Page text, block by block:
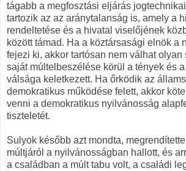
tágabb a megfosztási eljárás
tartozik az az aránytalanság is, amely a
rendeltetése és a hivatal viselőjének
között támad. Ha a köztársasági elnök a
fejezi ki, akkor tartósan nem válhat
saját múltelbeszélése körül a tények és
válsága keletkezett. Ha őrködik az
demokratikus működése felett, akkor
venni a demokratikus nyilvánosság
tiszteletét.
Sulyok később azt mondta,
múltjáról a nyilvánosságban hallott, és
a családban a múlt tabu volt, a családi